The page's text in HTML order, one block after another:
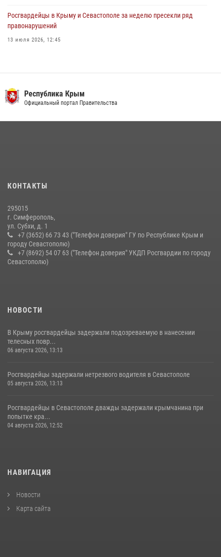
Росгвардейцы в Крыму и Севастополе за неделю пресекли ряд
правонарушений
13 июля 2026, 12:45
В Ялте росгвардейцы задержали подозреваемого в краже
В крымской столице росгвардейцы задержали подозреваемую в
10 июля 2026, 15:10
Республика Крым
Официальный портал Правительства
КОНТАКТЫ
295015
г. Симферополь,
ул. Субхи, д. 1
+7 (3652) 66 73 43 ("Телефон доверия" ГУ по Республике Крым и
городу Севастополю)
+7 (8692) 54 07 63 ("Телефон доверия" УКДП Росгвардии по городу
Севастополю)
НОВОСТИ
В Крыму росгвардейцы задержали подозреваемую в нанесении
телесных повр...
06 августа 2026, 13:13
Росгвардейцы задержали нетрезвого водителя в Севастополе
05 августа 2026, 13:13
Росгвардейцы в Севастополе дважды задержали крымчанина при
попытке кра...
04 августа 2026, 12:52
НАВИГАЦИЯ
Новости
Карта сайта